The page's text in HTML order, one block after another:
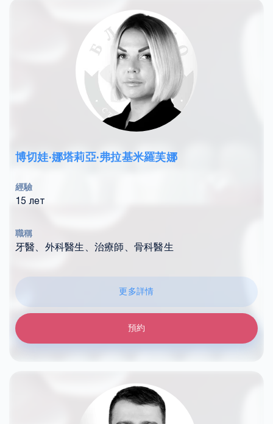
博切娃·娜塔莉亞·弗拉基米羅芙娜
經驗
15 лет
職稱
牙醫、外科醫生、治療師、骨科醫生
更多詳情
預約